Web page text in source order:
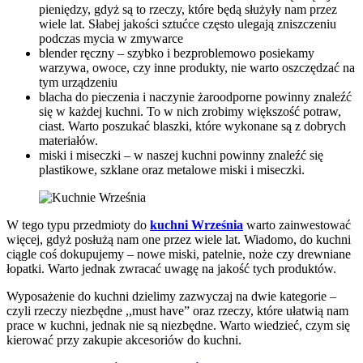
pieniędzy, gdyż są to rzeczy, które będą służyły nam przez
wiele lat. Słabej jakości sztućce często ulegają zniszczeniu
podczas mycia w zmywarce
blender ręczny – szybko i bezproblemowo posiekamy
warzywa, owoce, czy inne produkty, nie warto oszczędzać na
tym urządzeniu
blacha do pieczenia i naczynie żaroodporne powinny znaleźć
się w każdej kuchni. To w nich zrobimy większość potraw,
ciast. Warto poszukać blaszki, które wykonane są z dobrych
materiałów.
miski i miseczki – w naszej kuchni powinny znaleźć się
plastikowe, szklane oraz metalowe miski i miseczki.
W tego typu przedmioty do kuchni Września warto zainwestować
więcej, gdyż posłużą nam one przez wiele lat. Wiadomo, do kuchni
ciągle coś dokupujemy – nowe miski, patelnie, noże czy drewniane
łopatki. Warto jednak zwracać uwagę na jakość tych produktów.
Wyposażenie do kuchni dzielimy zazwyczaj na dwie kategorie –
czyli rzeczy niezbędne ,,must have” oraz rzeczy, które ułatwią nam
prace w kuchni, jednak nie są niezbędne. Warto wiedzieć, czym się
kierować przy zakupie akcesoriów do kuchni.